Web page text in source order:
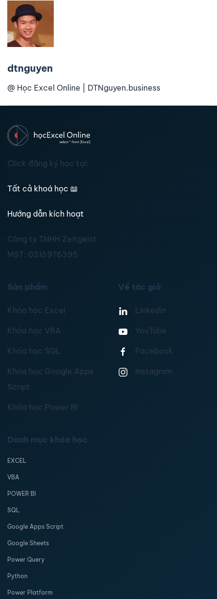
dtnguyen
@ Học Excel Online | DTNguyen.business
Click đăng ký học tại:
Tất cả khoá học 📖
Hướng dẫn kích hoạt
Công ty TNHH Zeitgeist
MST: 0315976395
Sản phẩm
Khóa học Excel
Khóa học VBA
Khóa học SQL
Khóa học Google Apps
Script
Khóa học Power BI
Về tác giả
Linkedin
YouTube
Facebook
Instagram
Danh mục khóa học
EXCEL
VBA
POWER BI
SQL
Google Apps Script
Google Sheets
Power Query
Python
Power Platform